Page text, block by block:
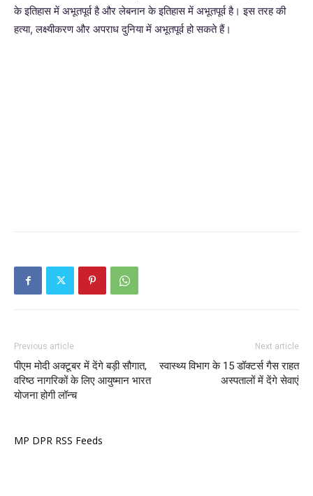
के इतिहास में अभूतपूर्व है और लेबनान के इतिहास में अभूतपूर्व है। इस तरह की
हत्या, लक्ष्यीकरण और अपराध दुनिया में अभूतपूर्व हो सकते हैं।
Previous article
पीएम मोदी अक्टूबर में देंगे बड़ी सौगात,
वरिष्ठ नागरिकों के लिए आयुष्मान भारत
योजना होगी लॉन्च
Next article
स्वास्थ्य विभाग के 15 डॉक्टर्स गैस राहत
अस्पतालों में देंगे सेवाएं
MP DPR RSS Feeds